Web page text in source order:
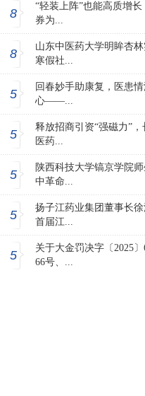
8
“轻装上阵”也能高质增长
券为...
8
山东中医药大学明眸杏
寒假社...
5
回春妙手助康复，医患情
心——...
5
释放招商引资“强磁力”，
医药...
5
陕西科技大学镐京学院师
中革命...
5
扬子江药业集团董事长
首届江...
5
关于大金罚决字〔2025〕
66号、...